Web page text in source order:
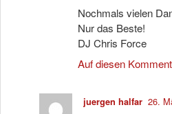
Nochmals vielen
Nur das Beste!
DJ Chris Force
Auf diesen
juergen halfar 26.